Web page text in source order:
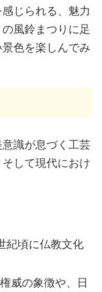
じられる、魅力
風鈴まつりに足
色を楽しんでみ
識が息づく工芸
して現代におけ
紀頃に仏教文化
威の象徴や、日